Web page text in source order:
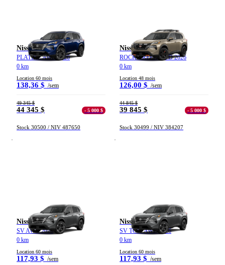
Nissan Rogue
PLATINE AWD 2026
0 km
Location 60 mois
138,36 $ /sem
49 345 $
44 345 $ - 5 000 $
Stock 30500 / NIV 487650
Nissan Rogue
ROCK CREEK AWD 2026
0 km
Location 48 mois
126,00 $ /sem
44 845 $
39 845 $ - 5 000 $
Stock 30499 / NIV 384207
Nissan Rogue
SV AWD 2026
0 km
Location 60 mois
117,93 $ /sem
Nissan Rogue
SV TOIT AWD 2026
0 km
Location 60 mois
117,93 $ /sem